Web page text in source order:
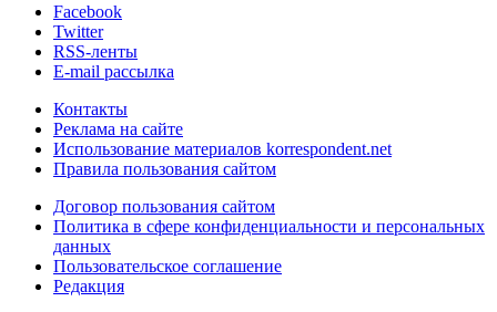
Facebook
Twitter
RSS-ленты
E-mail рассылка
Контакты
Реклама на сайте
Использование материалов korrespondent.net
Правила пользования сайтом
Договор пользования сайтом
Политика в сфере конфиденциальности и персональных
данных
Пользовательское соглашение
Редакция